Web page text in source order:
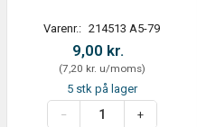
Varenr.: 214513 A5-79
9,00 kr.
(7,20 kr. u/moms)
5 stk på lager